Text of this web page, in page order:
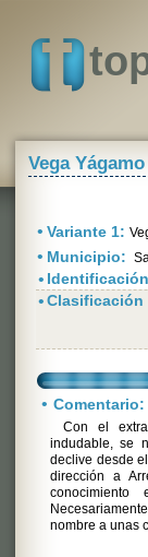
Vega Yágamo
• Variante 1:
• Municipio:
•
•Clasificación
• Comentario:
Con el
indudable, se
declive desde
dirección a
nombre a unas